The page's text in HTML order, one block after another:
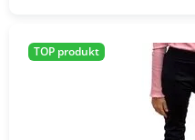
TOP produkt